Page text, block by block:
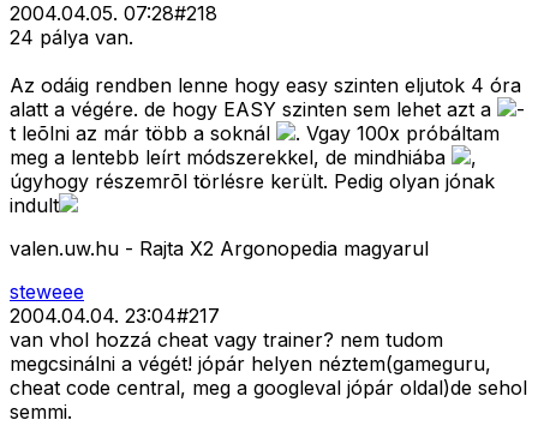
2004.04.05. 07:28#218
24 pálya van.
Az odáig rendben lenne hogy easy szinten eljutok 4 óra
alatt a végére. de hogy EASY szinten sem lehet azt a
-
t leõlni az már több a soknál
. Vgay 100x próbáltam
meg a lentebb leírt módszerekkel, de mindhiába
,
úgyhogy részemrõl törlésre került. Pedig olyan jónak
indult
valen.uw.hu - Rajta X2 Argonopedia magyarul
steweee
2004.04.04. 23:04#217
van vhol hozzá cheat vagy trainer? nem tudom
megcsinálni a végét! jópár helyen néztem(gameguru,
cheat code central, meg a googleval jópár oldal)de sehol
semmi.